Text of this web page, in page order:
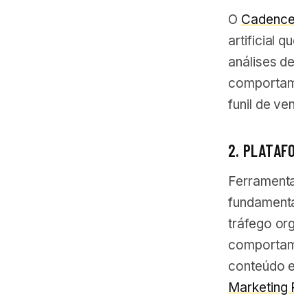
O
artificial
análises
funil de
2.
tráfego
conteúdo
Marketing